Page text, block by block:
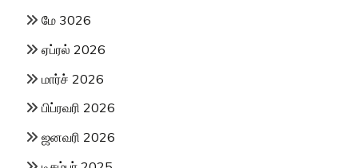
மே 3026
ஏப்ரல் 2026
மார்ச் 2026
பிப்ரவரி 2026
ஜனவரி 2026